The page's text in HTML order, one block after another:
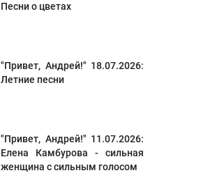
Песни о цветах
"Привет, Андрей!" 18.07.2026:
Летние песни
"Привет, Андрей!" 11.07.2026:
Елена Камбурова - сильная
женщина с сильным голосом